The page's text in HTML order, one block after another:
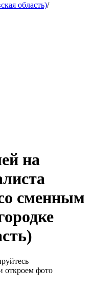
область)/
на
сменным
откроем фото